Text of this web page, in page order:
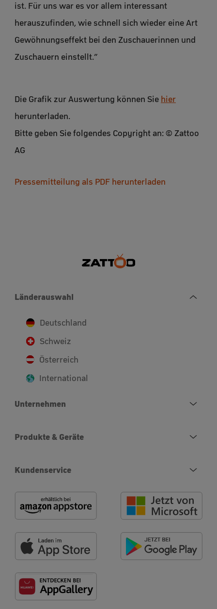
ist. Für uns war es vor allem interessant
herauszufinden, wie schnell sich wieder eine Art
Gewöhnungseffekt bei den Zuschauerinnen und
Zuschauern einstellt.”
Die Grafik zur Auswertung können Sie hier
herunterladen.
Bitte geben Sie folgendes Copyright an: © Zattoo
AG
Pressemitteilung als PDF herunterladen
Länderauswahl
Deutschland
Schweiz
Österreich
International
Unternehmen
Produkte & Geräte
Kundenservice